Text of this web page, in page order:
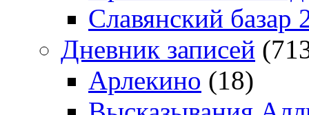
Славянский базар
Дневник записей
Арлекино (18)